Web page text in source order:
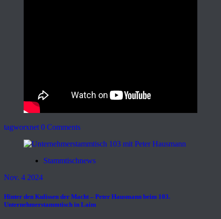
tagworxnet 0 Comments
Stammtischnews
Nov. 4 2024
Hinter den Kulissen der Macht – Peter Hausmann beim 103.
Unternehmerstammtisch in Laim